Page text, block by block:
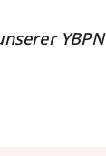
YBPN